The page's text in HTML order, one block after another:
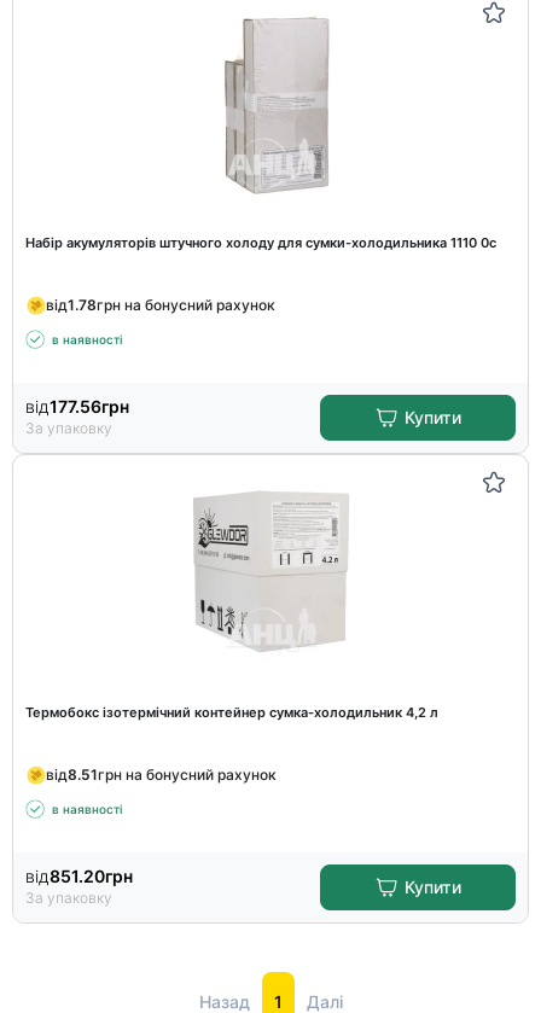
Набір акумуляторів штучного холоду для сумки-холодильника 1110 0c
від1.78грн на бонусний рахунок
в наявності
від177.56грн
За упаковку
Купити
Термобокс ізотермічний контейнер сумка-холодильник 4,2 л
від8.51грн на бонусний рахунок
в наявності
від851.20грн
За упаковку
Купити
Назад 1 Далі